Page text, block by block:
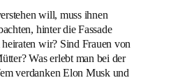
will, muss ihnen
hinter die Fassade
wir? Sind Frauen von
Was erlebt man bei der
verdanken Elon Musk und